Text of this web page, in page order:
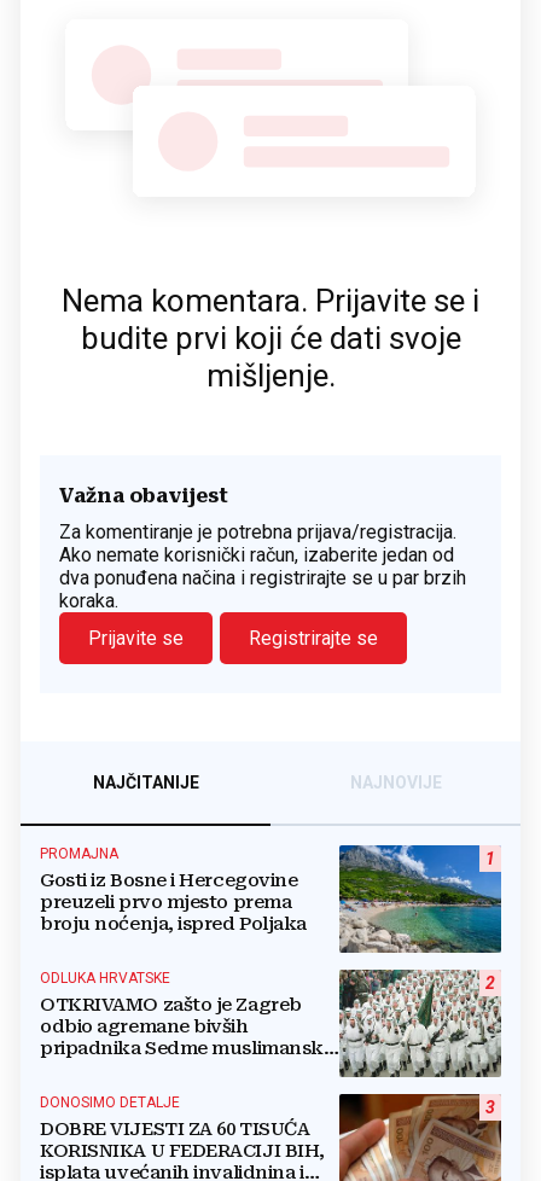
Nema komentara. Prijavite se i
budite prvi koji će dati svoje
mišljenje.
Važna obavijest
Za komentiranje je potrebna prijava/registracija.
Ako nemate korisnički račun, izaberite jedan od
dva ponuđena načina i registrirajte se u par brzih
koraka.
Prijavite se
Registrirajte se
NAJČITANIJE NAJNOVIJE
1
PROMAJNA
Gosti iz Bosne i Hercegovine
preuzeli prvo mjesto prema
broju noćenja, ispred Poljaka
2
ODLUKA HRVATSKE
OTKRIVAMO zašto je Zagreb
odbio agremane bivših
pripadnika Sedme muslimanske
3
DONOSIMO DETALJE
DOBRE VIJESTI ZA 60 TISUĆA
KORISNIKA U FEDERACIJI BIH,
isplata uvećanih invalidnina i